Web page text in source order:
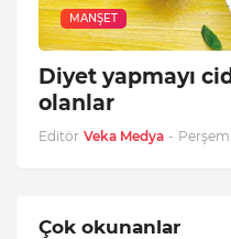
MANŞET
Diyet yapmayı
olanlar
Editör Veka Medya -
Çok okunanlar